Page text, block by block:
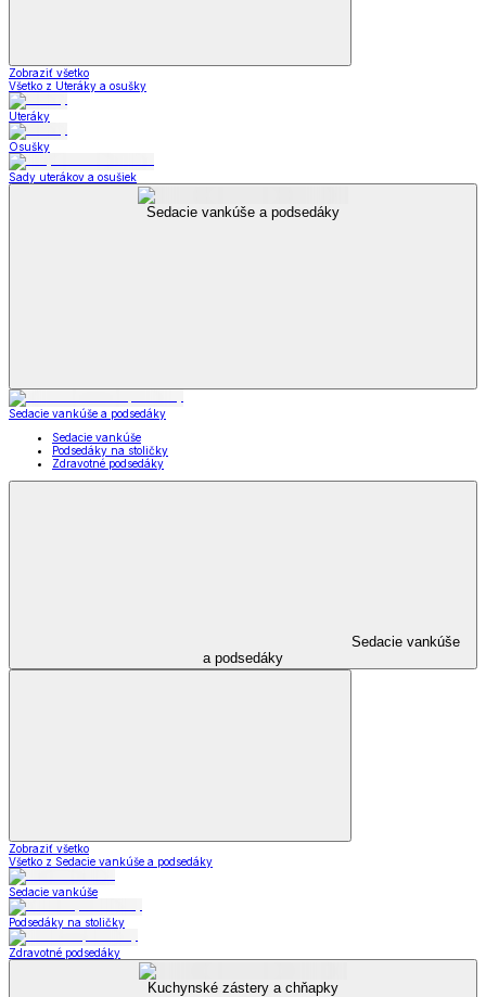
Zobraziť všetko
Všetko z Uteráky a osušky
Uteráky
Osušky
Sady uterákov a osušiek
Sedacie vankúše a podsedáky
Sedacie vankúše a podsedáky
Sedacie vankúše
Podsedáky na stoličky
Zdravotné podsedáky
Sedacie vankúše
a podsedáky
Zobraziť všetko
Všetko z Sedacie vankúše a podsedáky
Sedacie vankúše
Podsedáky na stoličky
Zdravotné podsedáky
Kuchynské zástery a chňapky